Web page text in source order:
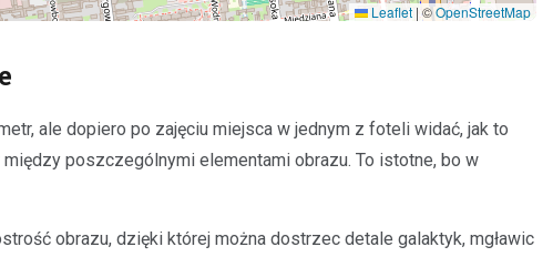
Leaflet | ©OpenStreetMap
ale dopiero po zajęciu miejsca w jednym z foteli widać, jak to
poszczególnymi elementami obrazu. To istotne, bo w
obrazu, dzięki której można dostrzec detale galaktyk, mgławic